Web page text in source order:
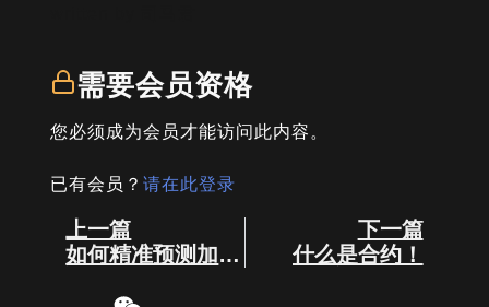
需要会员资格
您必须成为会员才能访问此内容。
已有会员？ 请在此登录
Prev
上一篇
如何精准预测加密市场的牛市顶点？
下一篇
什么是合约！